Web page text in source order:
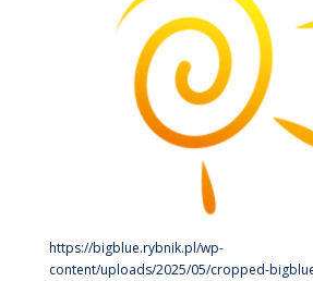
https://bigblue.rybnik.pl/wp-
content/uploads/2025/05/cropped-